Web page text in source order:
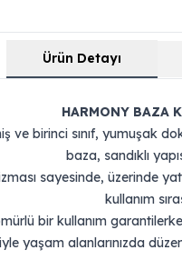
Ürün Detayı
HARMONY BAZA
birinci sınıf, yumuşak
baza, sandıklı
sayesinde, üzerinde
kullanım
bir kullanım
yaşam alanlarınızda